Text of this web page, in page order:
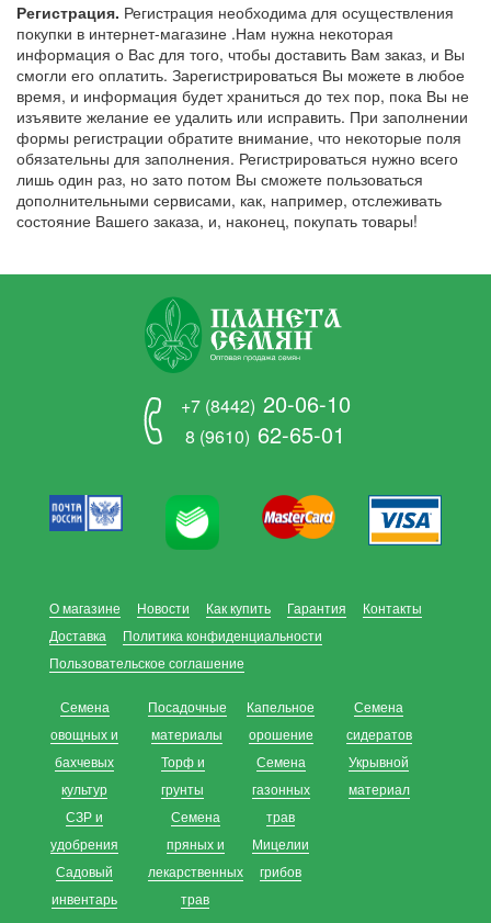
Регистрация. Регистрация необходима для осуществления
покупки в интернет-магазине .Нам нужна некоторая
информация о Вас для того, чтобы доставить Вам заказ, и Вы
смогли его оплатить. Зарегистрироваться Вы можете в любое
время, и информация будет храниться до тех пор, пока Вы не
изъявите желание ее удалить или исправить. При заполнении
формы регистрации обратите внимание, что некоторые поля
обязательны для заполнения. Регистрироваться нужно всего
лишь один раз, но зато потом Вы сможете пользоваться
дополнительными сервисами, как, например, отслеживать
состояние Вашего заказа, и, наконец, покупать товары!
+7 (8442) 20-06-10
8 (9610) 62-65-01
О магазине Новости Как купить Гарантия
Контакты
Доставка
Политика конфиденциальности
Пользовательское соглашение
Семена
овощных и
бахчевых
культур
СЗР и
удобрения
Садовый
инвентарь
Посадочные
материалы
Торф и
грунты
Семена
пряных и
лекарственных
трав
Капельное
орошение
Семена
газонных
трав
Мицелии
грибов
Семена
сидератов
Укрывной
материал